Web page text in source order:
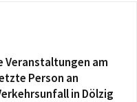
Veranstaltungen am
Person an
in Dölzig